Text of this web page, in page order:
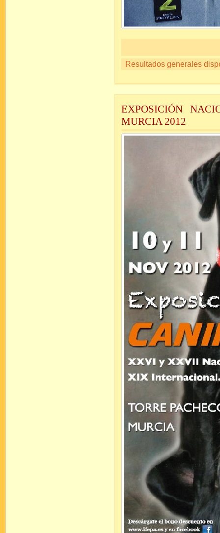
Resultados generales
EXPOSICIÓN
MURCIA 2012